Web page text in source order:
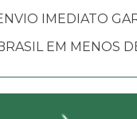
IMEDIATO
EM MENOS